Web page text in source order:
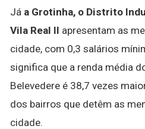
Já a Grotinha, o Distrito
Vila Real II apresentam as
cidade, com 0,3 salários
significa que a renda média
Belevedere é 38,7 vezes
dos bairros que detêm as
cidade.